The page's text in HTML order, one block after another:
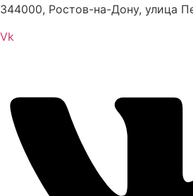
344000, Ростов-на-Дону, улица
Vk